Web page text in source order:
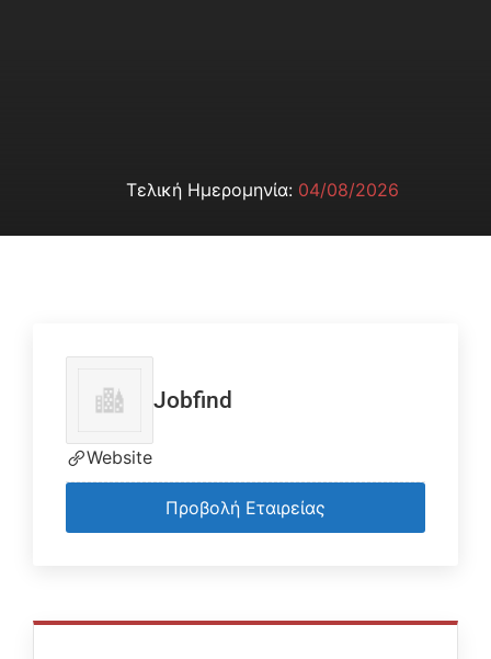
Τελική Ημερομηνία: 04/08/2026
Jobfind
Website
Προβολή Εταιρείας